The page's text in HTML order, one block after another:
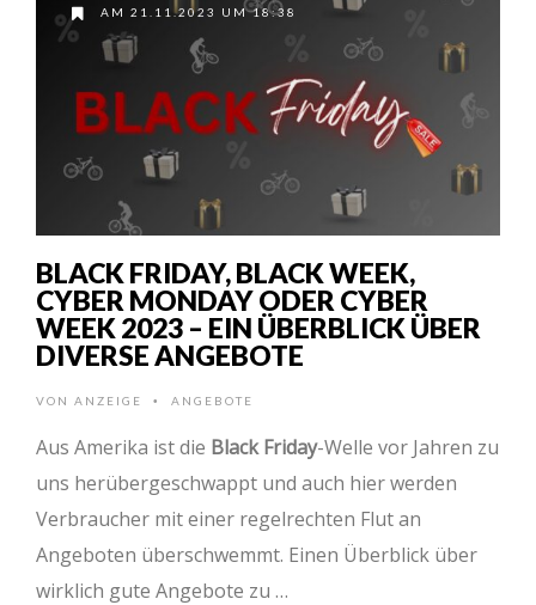
AM 21.11.2023 UM 18:38
BLACK FRIDAY, BLACK WEEK,
CYBER MONDAY ODER CYBER
WEEK 2023 – EIN ÜBERBLICK ÜBER
DIVERSE ANGEBOTE
VON ANZEIGE • ANGEBOTE
Aus Amerika ist die Black Friday-Welle vor Jahren zu
uns herübergeschwappt und auch hier werden
Verbraucher mit einer regelrechten Flut an
Angeboten überschwemmt. Einen Überblick über
wirklich gute Angebote zu …